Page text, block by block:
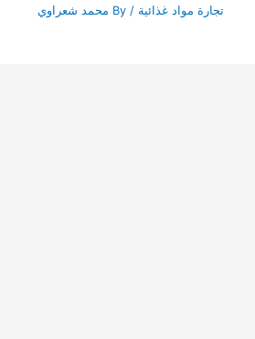
تجارة مواد غذائية / By محمد شعراوي